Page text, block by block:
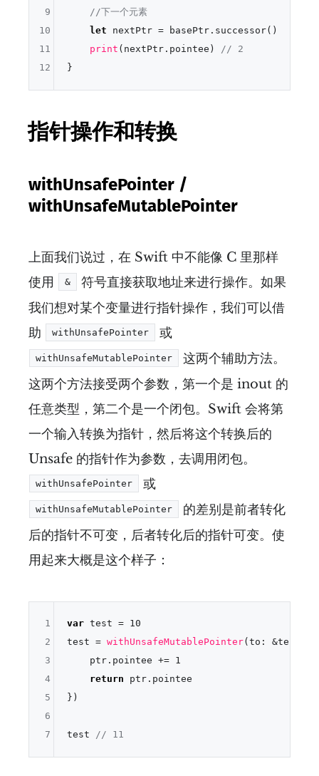
//下一个元素
let nextPtr = basePtr.successor()
print (nextPtr.pointee) // 2
9
10
11
12
指针操作和转换
withUnsafePointer /
withUnsafeMutablePointer
上面我们说过，在 Swift 中不能像 C 里那样
使用
&
符号直接获取地址来进行操作。如果
我们想对某个变量进行指针操作，我们可以借
助
withUnsafePointer 或
withUnsafeMutablePointer
这两个辅助方法。
这两个方法接受两个参数，第一个是 inout 的
任意类型，第二个是一个闭包。Swift 会将第
一个输入转换为指针，然后将这个转换后的
Unsafe 的指针作为参数，去调用闭包。
withUnsafePointer 或
withUnsafeMutablePointer
的差别是前者转化
后的指针不可变，后者转化后的指针可变。使
用起来大概是这个样子：
var test =
10
test = withUnsafeMutablePointer(to: &test,
    ptr.pointee
+=
1
return ptr.pointee
})
test // 11
1
2
3
4
5
6
7